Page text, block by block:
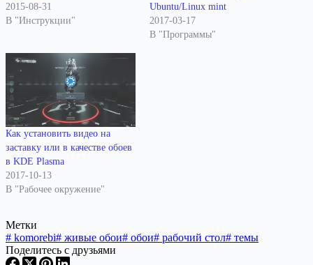
2015-08-31
В "Инструкции"
Ubuntu/Linux mint
2017-03-17
В "Программы"
Как установить видео на
заставку или в качестве обоев
в KDE Plasma
2017-10-13
В "Рабочее окружение"
Метки
# komorebi# живые обои# обои# рабочий стол# темы
Поделитесь с друзьями